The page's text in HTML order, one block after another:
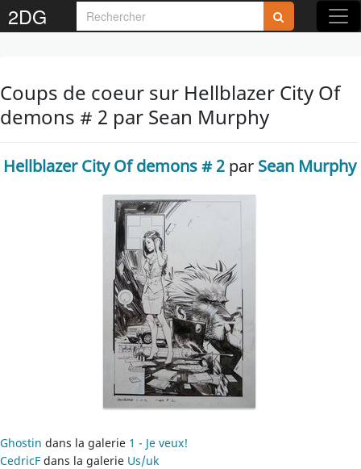
2DG
Coups de coeur sur Hellblazer City Of
demons # 2 par Sean Murphy
Hellblazer City Of demons # 2par Sean Murphy
Ghostin dans la galerie 1 - Je veux!
CedricF dans la galerie Us/uk